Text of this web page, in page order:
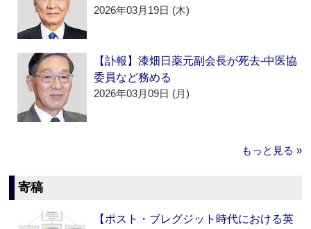
2026年03月19日 (木)
【訃報】漆畑日薬元副会長が死去‐中医協
委員など務める
2026年03月09日 (月)
もっと見る »
寄稿
【ポスト・ブレグジット時代における英